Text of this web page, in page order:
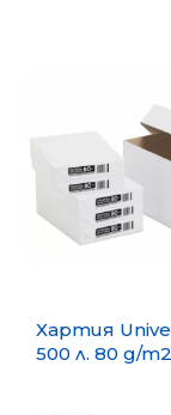
Хартия
500 л. 80 g/m2